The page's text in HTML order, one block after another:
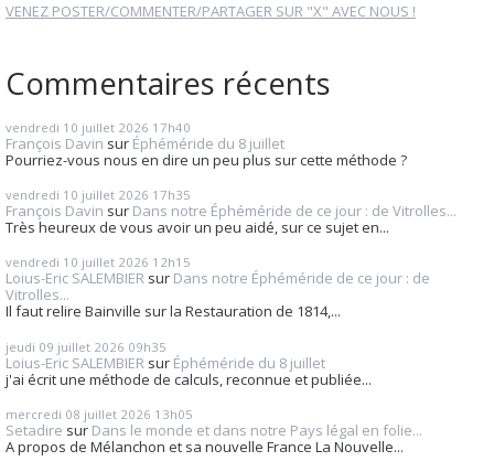
VENEZ POSTER/COMMENTER/PARTAGER SUR "X" AVEC NOUS !
Commentaires récents
vendredi 10 juillet 2026 17h40
François Davin sur Éphéméride du 8 juillet
Pourriez-vous nous en dire un peu plus sur cette méthode ?
vendredi 10 juillet 2026 17h35
François Davin sur Dans notre Éphéméride de ce jour : de Vitrolles...
Très heureux de vous avoir un peu aidé, sur ce sujet en...
vendredi 10 juillet 2026 12h15
Loius-Eric SALEMBIER sur Dans notre Éphéméride de ce jour : de
Vitrolles...
Il faut relire Bainville sur la Restauration de 1814,...
jeudi 09 juillet 2026 09h35
Loius-Eric SALEMBIER sur Éphéméride du 8 juillet
j'ai écrit une méthode de calculs, reconnue et publiée...
mercredi 08 juillet 2026 13h05
Setadire sur Dans le monde et dans notre Pays légal en folie...
A propos de Mélanchon et sa nouvelle France La Nouvelle...